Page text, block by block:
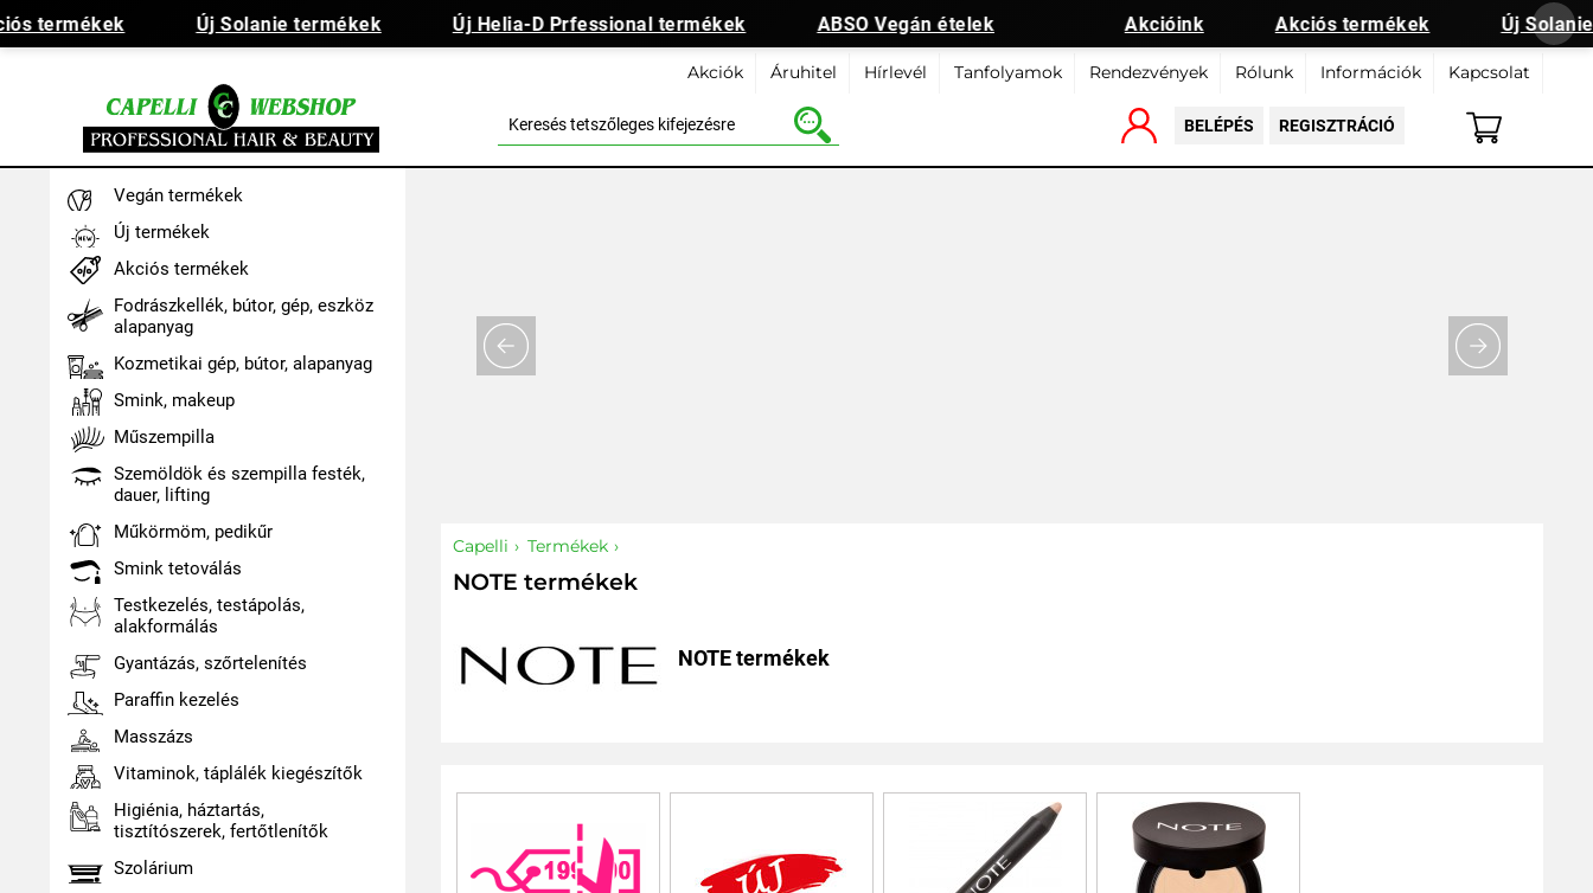
termékek Új Solanie termékek Új Helia-D Prfessional termékek ABSO Vegán ételek Akcióink Akciós termékek Új Solanie
BELÉPÉS REGISZTRÁCIÓ
Akciók Áruhitel Hírlevél Tanfolyamok Rendezvények Rólunk Információk Kapcsolat
Vegán termékek
Új termékek
Akciós termékek
Fodrászkellék, bútor, gép, eszköz
alapanyag
Kozmetikai gép, bútor, alapanyag
Smink, makeup
Műszempilla
Szemöldök és szempilla festék,
dauer, lifting
Műkörmöm, pedikűr
Smink tetoválás
Testkezelés, testápolás,
alakformálás
Gyantázás, szőrtelenítés
Paraffin kezelés
Masszázs
Vitaminok, táplálék kiegészítők
Higiénia, háztartás,
tisztítószerek, fertőtlenítők
Szolárium
Capelli Termékek
NOTE termékek
NOTE termékek